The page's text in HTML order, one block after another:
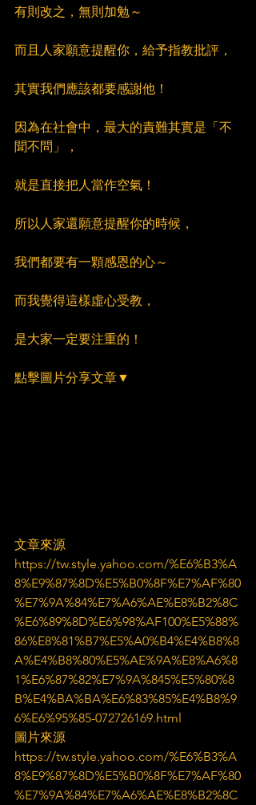
有則改之，無則加勉～
而且人家願意提醒你，給予指教批評，
其實我們應該都要感謝他！
因為在社會中，最大的責難其實是「不
聞不問」，
就是直接把人當作空氣！
所以人家還願意提醒你的時候，
我們都要有一顆感恩的心～
而我覺得這樣虛心受教，
是大家一定要注重的！
點擊圖片分享文章▼
文章來源
https://tw.style.yahoo.com/%E6%B3%A
8%E9%87%8D%E5%B0%8F%E7%AF%80
%E7%9A%84%E7%A6%AE%E8%B2%8C
%E6%89%8D%E6%98%AF100%E5%88%
86%E8%81%B7%E5%A0%B4%E4%B8%8
A%E4%B8%80%E5%AE%9A%E8%A6%8
1%E6%87%82%E7%9A%845%E5%80%8
B%E4%BA%BA%E6%83%85%E4%B8%9
6%E6%95%85-072726169.html
圖片來源
https://tw.style.yahoo.com/%E6%B3%A
8%E9%87%8D%E5%B0%8F%E7%AF%80
%E7%9A%84%E7%A6%AE%E8%B2%8C